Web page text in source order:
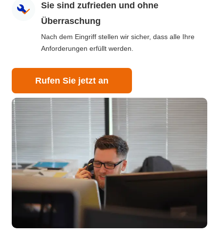
Sie sind zufrieden und ohne
Überraschung
Nach dem Eingriff stellen wir sicher, dass alle Ihre
Anforderungen erfüllt werden.
Rufen Sie jetzt an